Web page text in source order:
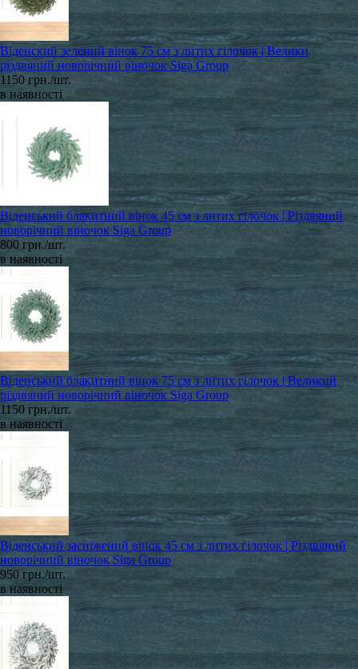
Віденский зелений вінок 75 см з литих гілочок | Велики
різдвяний новорічний віночок Siga Group
1150 грн./шт.
в наявності
Віденський блакитний вінок 45 см з литих гілочок | Різдвяний
новорічний віночок Siga Group
800 грн./шт.
в наявності
Віденський блакитний вінок 75 см з литих гілочок | Великий
різдвяний новорічний віночок Siga Group
1150 грн./шт.
в наявності
Віденський засніжений вінок 45 см з литих гілочок | Різдвяний
новорічний віночок Siga Group
950 грн./шт.
в наявності